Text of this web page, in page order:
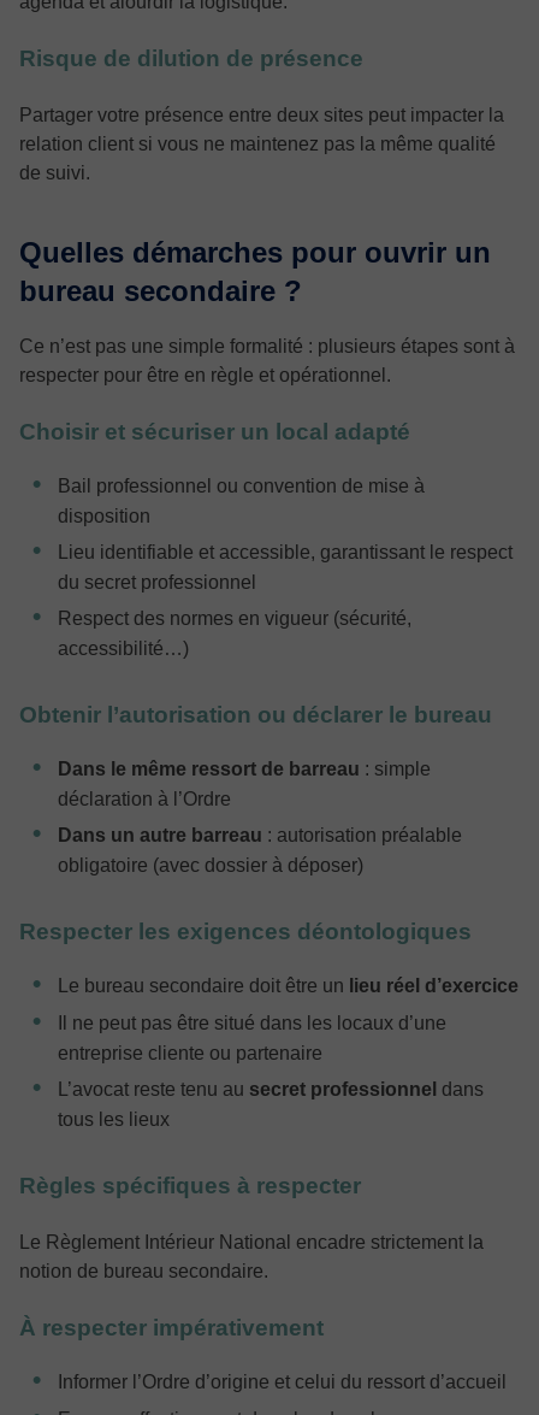
Risque de dilution de présence
Partager votre présence entre deux sites peut impacter la
relation client si vous ne maintenez pas la même qualité
de suivi.
Quelles démarches pour ouvrir un
bureau secondaire ?
Ce n’est pas une simple formalité : plusieurs étapes sont à
respecter pour être en règle et opérationnel.
Choisir et sécuriser un local adapté
Bail professionnel ou convention de mise à
disposition
Lieu identifiable et accessible, garantissant le respect
du secret professionnel
Respect des normes en vigueur (sécurité,
accessibilité…)
Obtenir l’autorisation ou déclarer le bureau
Dans le même ressort de barreau : simple
déclaration à l’Ordre
Dans un autre barreau : autorisation préalable
obligatoire (avec dossier à déposer)
Respecter les exigences déontologiques
Le bureau secondaire doit être un lieu réel d’exercice
Il ne peut pas être situé dans les locaux d’une
entreprise cliente ou partenaire
L’avocat reste tenu au secret professionnel dans
tous les lieux
Règles spécifiques à respecter
Le Règlement Intérieur National encadre strictement la
notion de bureau secondaire.
À respecter impérativement
Informer l’Ordre d’origine et celui du ressort d’accueil